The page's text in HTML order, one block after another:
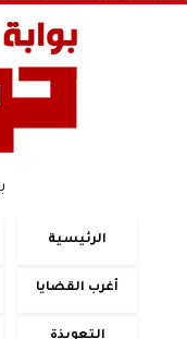
الرئيسية
أغرب القضايا